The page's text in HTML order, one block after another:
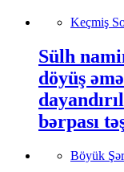
Keçmiş
Sülh
döyüş
bərpası
Böyük